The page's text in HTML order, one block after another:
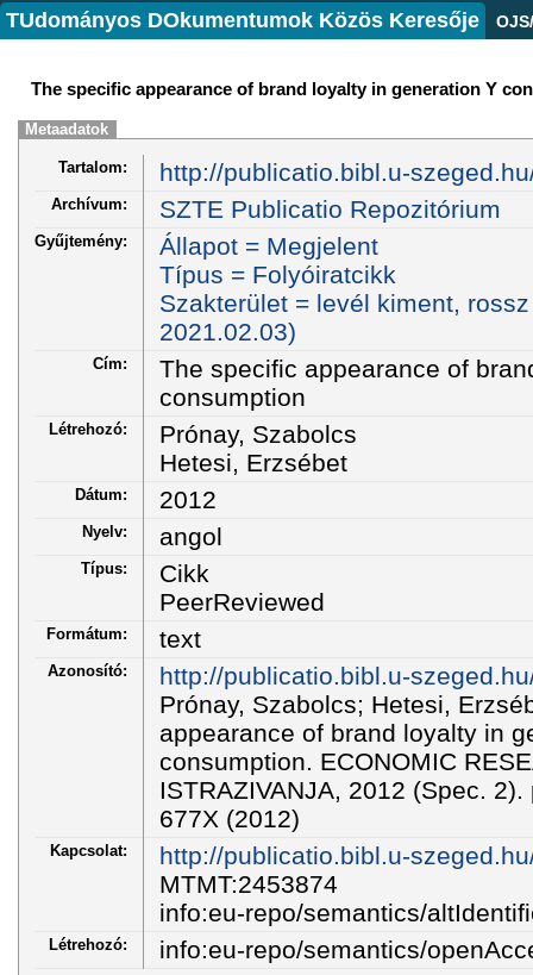
TUdományos DOkumentumok Közös Keresője
The specific appearance of brand loyalty in generation Y
Metaadatok
Tartalom: http://publicatio.bibl.u-
Archívum: SZTE Publicatio Repozitórium
Gyűjtemény:
Állapot = Megjelent
Típus = Folyóiratcikk
Szakterület = levél kiment,
2021.02.03)
Cím:
The specific appearance of
consumption
Létrehozó:
Prónay, Szabolcs
Hetesi, Erzsébet
Dátum: 2012
Nyelv: angol
Típus:
Cikk
PeerReviewed
Formátum: text
Azonosító:
http://publicatio.bibl.u-
Prónay, Szabolcs; Hetesi,
appearance of brand loyalty in
consumption. ECONOMIC
ISTRAZIVANJA, 2012 (Spec.
677X (2012)
Kapcsolat:
http://publicatio.bibl.u-
MTMT:2453874
info:eu-repo/semantics/
Létrehozó: info:eu-repo/semantics/